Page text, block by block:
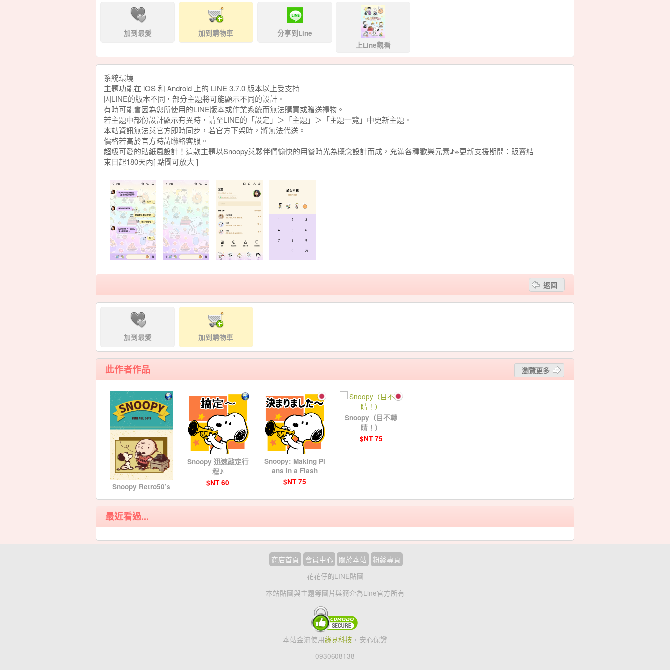
加到最愛 加到購物車
分享到Line
上Line觀看
系統環境
主题功能在 iOS 和 Android 上的 LINE 3.7.0 版本以上受支持
因LINE的版本不同，部分主題將可能顯示不同的設計。
有時可能會因為您所使用的LINE版本或作業系統而無法購買或贈送禮物。
若主題中部份設計顯示有異時，請至LINE的「設定」＞「主題」＞「主題一覽」中更新主題。
本站資訊無法與官方即時同步，若官方下架時，將無法代送。
價格若高於官方時請聯絡客服。
超級可愛的貼紙風設計！這款主題以Snoopy與夥伴們愉快的用餐時光為概念設計而成，充滿各種歡樂元素♪※更新支援期間：販賣結
束日起180天內[ 點圖可放大 ]
返回
加到最愛 加到購物車
此作者作品 瀏覽更多
Snoopy Retro50’s
$NT 75
Snoopy 迅速敲定行
程♪
$NT 60
Snoopy: Making Pl
ans in a Flash
$NT 75
Snoopy（目不轉
睛！）
$NT 75
最近看過...
商店首頁 會員中心 關於本站
粉絲專頁
花花仔的LINE貼圖
本站貼圖與主題等圖片與簡介為Line官方所有
本站金流使用綠界科技 ，安心保證
0930608138